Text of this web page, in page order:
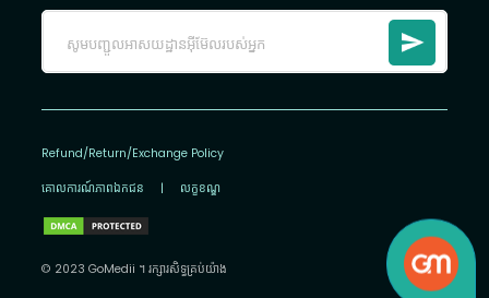
Refund/Return/Exchange Policy
គោលការណ៍​ភាព​ឯកជន | លក្ខខណ្ឌ
© 2023 GoMedii ។ រក្សា​រ​សិទ្ធ​គ្រប់យ៉ាង